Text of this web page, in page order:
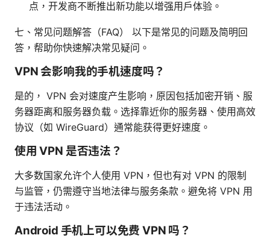
点，开发商不断推出新功能以增强用户体验。
七、常见问题解答（FAQ） 以下是常见的问题及简明回
答，帮助你快速解决常见疑问。
VPN 会影响我的手机速度吗？
是的， VPN 会对速度产生影响，原因包括加密开销、服
务器距离和服务器负载。选择靠近你的服务器、使用高效
协议（如 WireGuard）通常能获得更好速度。
使用 VPN 是否违法？
大多数国家允许个人使用 VPN，但也有对 VPN 的限制
与监管，仍需遵守当地法律与服务条款。避免将 VPN 用
于违法活动。
Android 手机上可以免费 VPN 吗？